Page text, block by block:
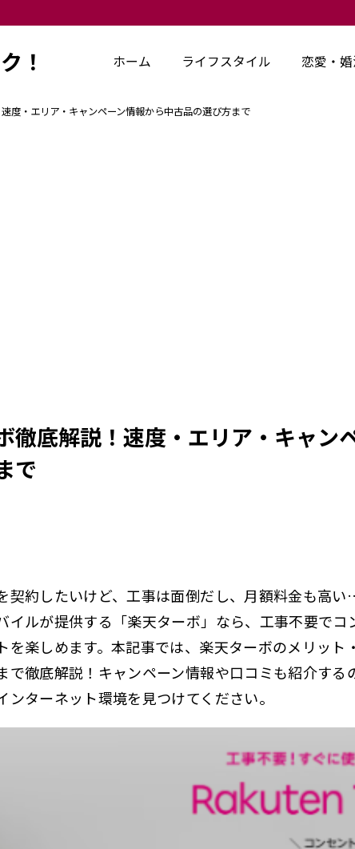
！ ホーム ライフスタイル 恋愛・
度・エリア・キャンペーン情報から中古品の選び方まで
徹底解説！速度・エリア・キャン
で
契約したいけど、工事は面倒だし、月額料金も高
イルが提供する「楽天ターボ」なら、工事不要でコ
を楽しめます。本記事では、楽天ターボのメリット
で徹底解説！キャンペーン情報や口コミも紹介する
ンターネット環境を見つけてください。